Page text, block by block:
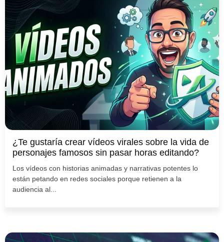
¿Te gustaría crear vídeos virales sobre la vida de
personajes famosos sin pasar horas editando?
Los vídeos con historias animadas y narrativas potentes lo
están petando en redes sociales porque retienen a la
audiencia al...